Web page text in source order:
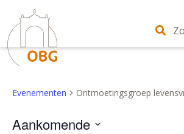
Evenementen Ontmoetingsgroep
Aankomende